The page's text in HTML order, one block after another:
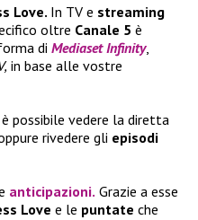
Love. In TV e streaming
oltre Canale 5 è
di Mediaset Infinity,
in base alle vostre
possibile vedere la diretta
rivedere gli episodi
anticipazioni. Grazie a esse
Love e le puntate che